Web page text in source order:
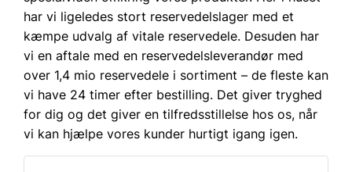
har vi ligeledes stort reservedelslager med et
kæmpe udvalg af vitale reservedele. Desuden har
vi en aftale med en reservedelsleverandør med
over 1,4 mio reservedele i sortiment – de fleste kan
vi have 24 timer efter bestilling. Det giver tryghed
for dig og det giver en tilfredsstillelse hos os, når
vi kan hjælpe vores kunder hurtigt igang igen.